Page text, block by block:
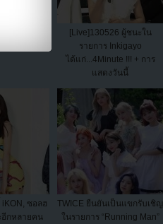
[Live]130526 ผู้ชนะใน
รายการ Inkigayo
ได้แก่...4Minute !!! + การ
แสดงวันนี้
ซอลฮ
อีกหลายคน
TWICE ยืนยันเป็นแขกรับเชิญ
ในรายการ “Running Man”